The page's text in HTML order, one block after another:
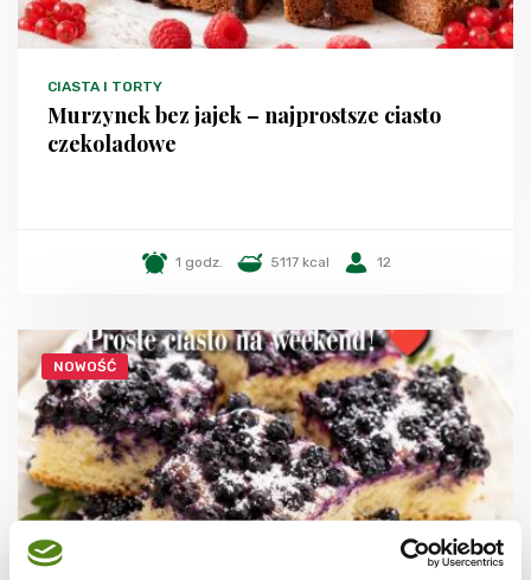
CIASTA I TORTY
Murzynek bez jajek – najprostsze ciasto
czekoladowe
1 godz. 5117 kcal 12
NOWOŚĆ